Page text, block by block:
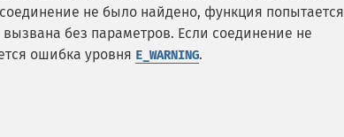
не было найдено, функция попытается
без параметров. Если соединение не
ошибка уровня E_WARNING.